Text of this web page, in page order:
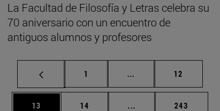
La Facultad de Filosofía y Letras celebra su
70 aniversario con un encuentro de
antiguos alumnos y profesores
Página
1 ... Páginas intermedias
Página
12
Página
13 Página
14 ... Páginas intermedias
Página
243